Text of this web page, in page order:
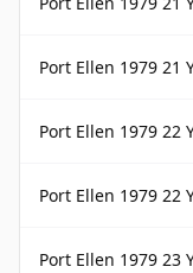
Port Ellen 1979 21 Year
Port Ellen 1979 22
Port Ellen 1979 22
Port Ellen 1979 23